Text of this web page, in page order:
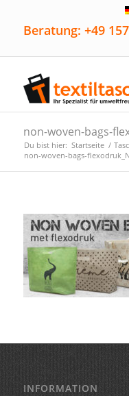
Beratung: +49
non-woven-bags-
Du bist hier: Startseite /
non-woven-bags-
INFORMATION